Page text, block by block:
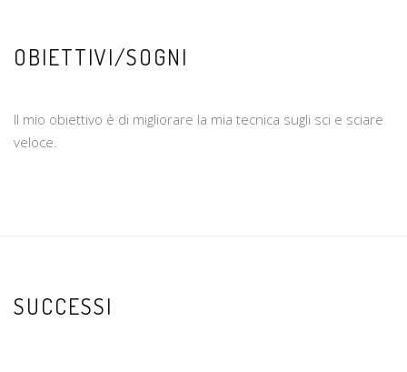
OBIETTIVI/SOGNI
Il mio obiettivo è di migliorare la mia tecnica sugli sci e sciare
veloce.
SUCCESSI